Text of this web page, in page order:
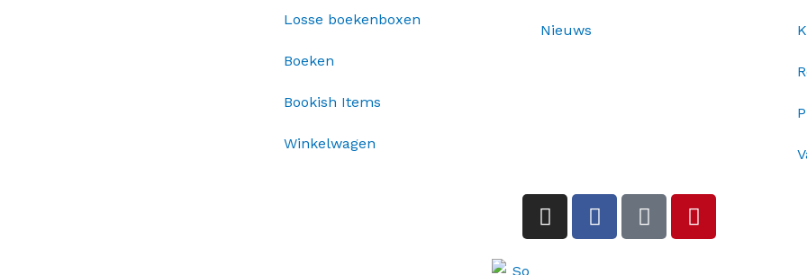
Losse boekenboxen
Boeken
Bookish Items
Winkelwagen
Nieuws
I
n
F
a
T
i
P
i